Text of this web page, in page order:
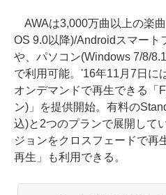
AWAは3,000万曲以上の楽
OS 9.0以降)/Androidスマート
や、パソコン(Windows 7/8/
で利用可能。'16年11月7日に
オンデマンドで再生できる「
ン)」を提供開始。有料の
込)と2つのプランで展開して
ジョンをクロスフェードで再
再生」も利用できる。